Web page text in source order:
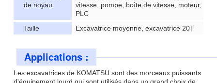
de noyau
vitesse, pompe, boîte de vitesse, moteur,
PLC
Taille
Excavatrice moyenne, excavatrice 20T
Applications :
Les excavatrices de KOMATSU sont des morceaux puissants